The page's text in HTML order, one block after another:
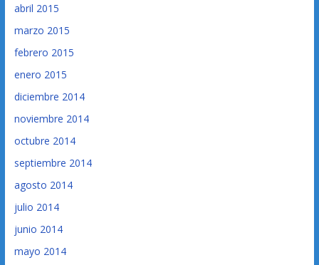
abril 2015
marzo 2015
febrero 2015
enero 2015
diciembre 2014
noviembre 2014
octubre 2014
septiembre 2014
agosto 2014
julio 2014
junio 2014
mayo 2014